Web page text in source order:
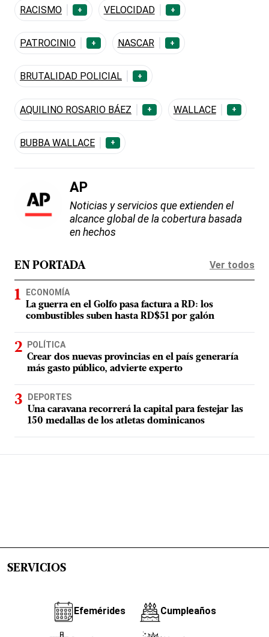
RACISMO
+ VELOCIDAD +
PATROCINIO + NASCAR +
BRUTALIDAD POLICIAL +
AQUILINO ROSARIO BÁEZ + WALLACE +
BUBBA WALLACE +
AP
Noticias y servicios que extienden el
alcance global de la cobertura basada
en hechos
EN PORTADA Ver todos
ECONOMÍA
La guerra en el Golfo pasa factura a RD: los
combustibles suben hasta RD$51 por galón
POLÍTICA
Crear dos nuevas provincias en el país generaría
más gasto público, advierte experto
DEPORTES
Una caravana recorrerá la capital para festejar las
150 medallas de los atletas dominicanos
SERVICIOS
Efemérides Cumpleaños